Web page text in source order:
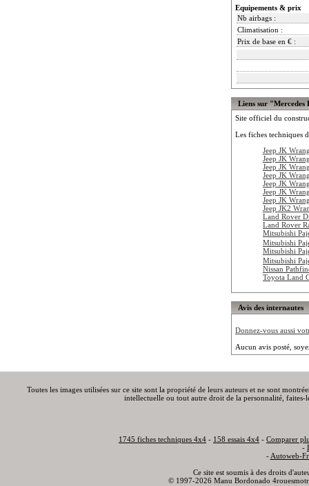
Equipements & prix
Nb airbags :
Climatisation :
Prix de base en € :
Liens sur "Mercedes
Site officiel du
Les fiches techniques
Jeep JK
Jeep JK
Jeep JK
Jeep JK
Jeep JK
Jeep JK
Jeep JK
Jeep JK2
Land Rover
Land Rover
Mitsubishi
Mitsubishi
Mitsubishi
Mitsubishi
Nissan
Toyota Land
Avis des internautes
Donnez-vous aussi
Aucun avis posté,
Toutes les images utilisées sur ce site sont la propriété de leurs auteurs et ne sont
intellectuelle ou tout autre droit de la personnalité,
1745 fiches techniques 4x4 - 158 essais 4x4 - Comparer
-
- Autoweb-
Ce site est soumis à des droits
© 1997-2026 Manu Bordonado